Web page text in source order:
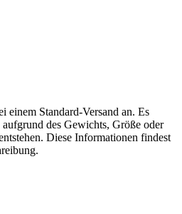
einem Standard-Versand an. Es
des Gewichts, Größe oder
Diese Informationen findest